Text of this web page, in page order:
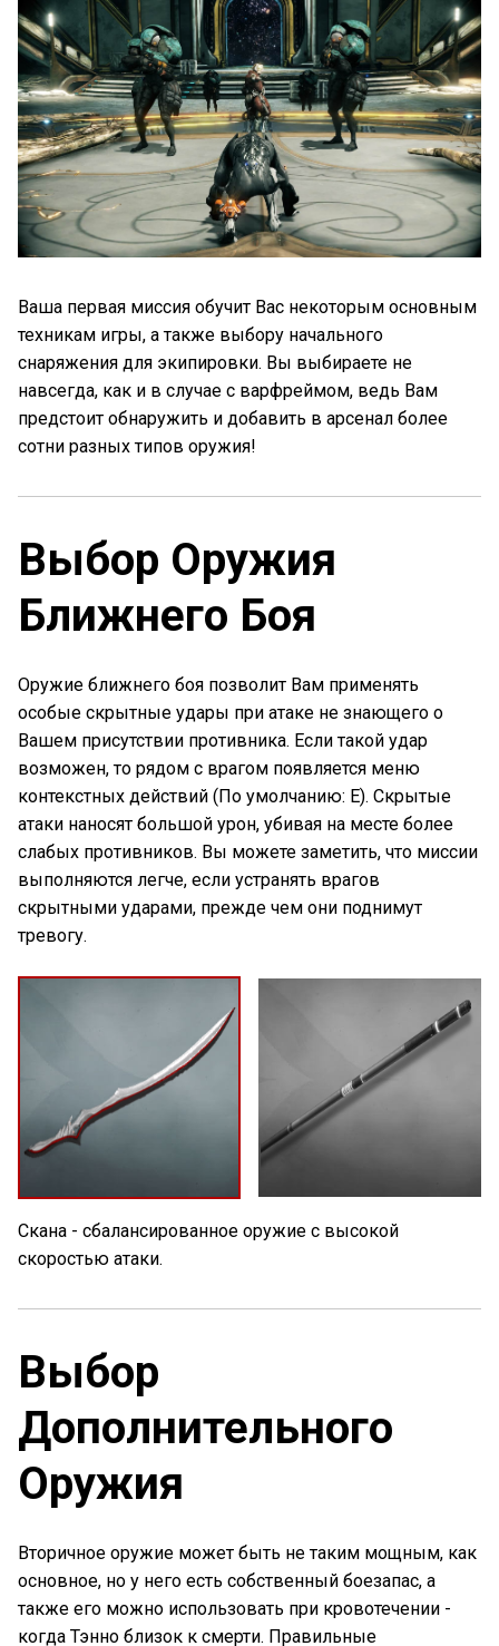
Ваша первая миссия обучит Вас некоторым основным
техникам игры, а также выбору начального
снаряжения для экипировки. Вы выбираете не
навсегда, как и в случае с варфреймом, ведь Вам
предстоит обнаружить и добавить в арсенал более
сотни разных типов оружия!
Выбор Оружия
Ближнего Боя
Оружие ближнего боя позволит Вам применять
особые скрытные удары при атаке не знающего о
Вашем присутствии противника. Если такой удар
возможен, то рядом с врагом появляется меню
контекстных действий (По умолчанию: E). Скрытые
атаки наносят большой урон, убивая на месте более
слабых противников. Вы можете заметить, что миссии
выполняются легче, если устранять врагов
скрытными ударами, прежде чем они поднимут
тревогу.
Скана - сбалансированное оружие с высокой
скоростью атаки.
Выбор
Дополнительного
Оружия
Вторичное оружие может быть не таким мощным, как
основное, но у него есть собственный боезапас, а
также его можно использовать при кровотечении -
когда Тэнно близок к смерти. Правильные